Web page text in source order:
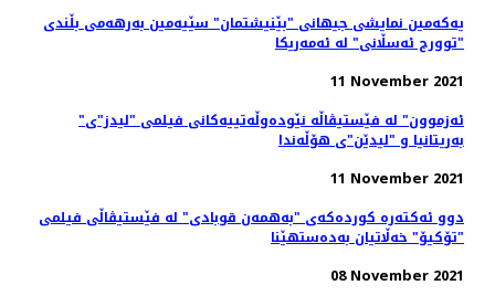
یەکەمین نمایشی جیهانی "بێنیشتمان" سێیەمین بەرهەمی بڵندی
"توورج ئەسڵانی" لە ئەمەریکا
11 November 2021
"ئەزموون" لە فێستیڤاڵە نێودەوڵەتییەکانی فیلمی "لیدز"ی
بەریتانیا و "لیدێن"ی هۆڵەندا
11 November 2021
دوو ئەکتەرە کوردەکەی "بەهمەن قوبادی" لە فێستیڤاڵی فیلمی
"تۆکیۆ" خەڵاتیان بەدەستهێنا
08 November 2021